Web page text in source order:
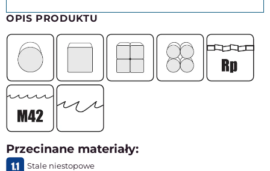
OPIS PRODUKTU
Przecinane materiały:
Stale niestopowe